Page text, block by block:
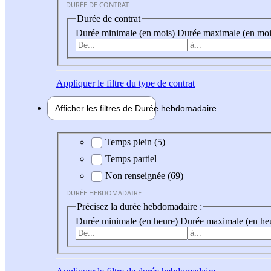
DURÉE DE CONTRAT
Durée de contrat
Durée minimale (en mois) Durée maximale (en
Appliquerle filtre du type de contrat
Afficher les filtres de Durée hebdomadaire
Durée hebdomadaire
Temps plein (5)
Temps partiel
Non renseignée (69)
DURÉE HEBDOMADAIRE
Précisez la durée hebdomadaire :
Durée minimale (en heure) Durée maximale (en